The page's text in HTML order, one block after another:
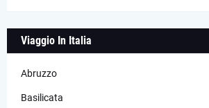
Viaggio In Italia
Abruzzo
Basilicata